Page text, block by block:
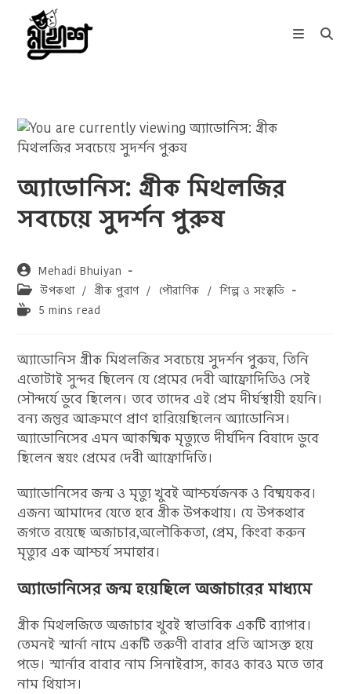
content
অ্যাডোনিস: গ্রীক মিথলজির
সবচেয়ে সুদর্শন পুরুষ
Post
author:
Mehadi Bhuiyan
Post
category:
উপকথা / গ্রীক পুরাণ / পৌরাণিক / শিল্প ও সংস্কৃতি
Reading5 mins read
অ্যাডোনিস গ্রীক মিথলজির সবচেয়ে সুদর্শন পুরুষ, তিনি
এতোটাই সুন্দর ছিলেন যে প্রেমের দেবী আফ্রোদিতিও সেই
সৌন্দর্যে ডুবে ছিলেন। তবে তাদের এই প্রেম দীর্ঘস্থায়ী হয়নি।
বন্য জন্তুর আক্রমণে প্রাণ হারিয়েছিলেন অ্যাডোনিস।
অ্যাডোনিসের এমন আকষ্মিক মৃত্যুতে দীর্ঘদিন বিষাদে ডুবে
ছিলেন স্বয়ং প্রেমের দেবী আফ্রোদিতি।
অ্যাডোনিসের জন্ম ও মৃত্যু খুবই আশ্চর্যজনক ও বিষ্ময়কর।
এজন্য আমাদের যেতে হবে গ্রীক উপকথায়। যে উপকথার
জগতে রয়েছে অজাচার,অলৌকিকতা, প্রেম, কিংবা করুন
মৃত্যুর এক আশ্চর্য সমাহার।
অ্যাডোনিসের জন্ম হয়েছিলে অজাচারের মাধ্যমে
গ্রীক মিথলজিতে অজাচার খুবই স্বাভাবিক একটি ব্যাপার।
তেমনই স্মার্না নামে একটি তরুণী বাবার প্রতি আসক্ত হয়ে
পড়ে। স্মার্নার বাবার নাম সিনাইরাস, কারও কারও মতে তার
নাম থিয়াস।